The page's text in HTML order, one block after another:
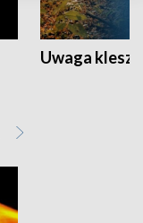
Uwaga